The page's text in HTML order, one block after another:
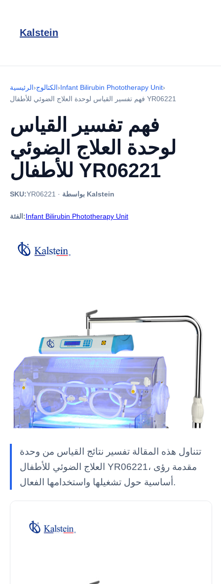
Kalstein
الرئيسية›الكتالوج›Infant Bilirubin Phototherapy Unit›
فهم تفسير القياس لوحدة العلاج الضوئي للأطفال YR06221
فهم تفسير القياس
لوحدة العلاج الضوئي
للأطفال YR06221
SKU:YR06221 · بواسطة Kalstein
الفئة:Infant Bilirubin Phototherapy Unit
تتناول هذه المقالة تفسير نتائج القياس من وحدة
العلاج الضوئي للأطفال YR06221، مقدمة رؤى
أساسية حول تشغيلها واستخدامها الفعال.